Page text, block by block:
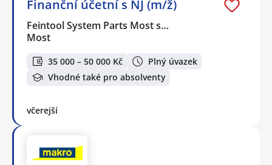
Finanční účetní s NJ (m/ž)
Feintool System Parts Most s…
Most
35 000 – 50 000 Kč
Plný úvazek
Vhodné také pro absolventy
včerejší